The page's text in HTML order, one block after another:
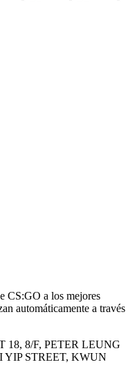
CS:GO a los mejores
automáticamente a través
8/F, PETER LEUNG
STREET, KWUN